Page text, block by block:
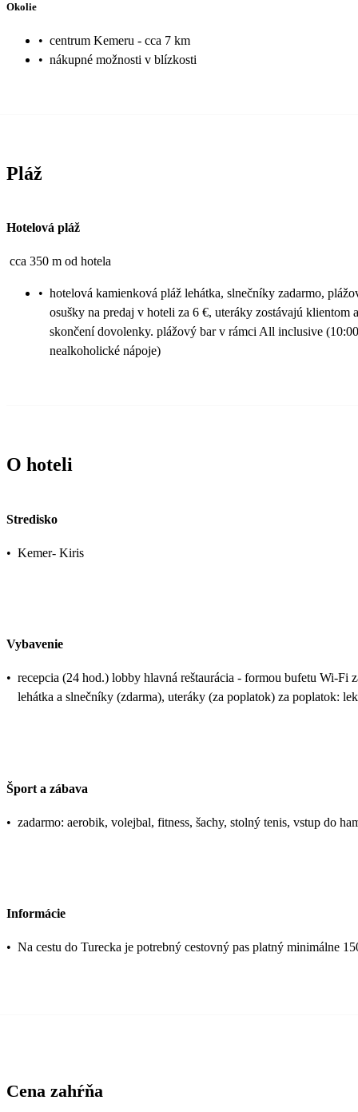
Okolie
• centrum Kemeru - cca 7 km
• nákupné možnosti v blízkosti
Pláž
Hotelová pláž
cca 350 m od hotela
• hotelová kamienková pláž lehátka, slnečníky zadarmo,
osušky na predaj v hoteli za 6 €, uteráky zostávajú klientom
skončení dovolenky. plážový bar v rámci All inclusive
nealkoholické nápoje)
O hoteli
Stredisko
• Kemer- Kiris
Vybavenie
• recepcia (24 hod.) lobby hlavná reštaurácia - formou bufetu Wi-Fi
lehátka a slnečníky (zdarma), uteráky (za poplatok) za poplatok:
Šport a zábava
• zadarmo: aerobik, volejbal, fitness, šachy, stolný tenis, vstup do
Informácie
• Na cestu do Turecka je potrebný cestovný pas platný minimálne
Cena zahŕňa